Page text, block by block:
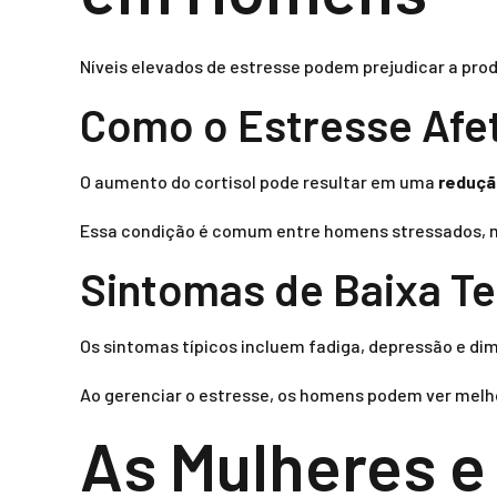
Níveis elevados de estresse podem prejudicar a
Como o Estresse
O aumento do cortisol pode resultar em uma
Essa condição é comum entre homens
Sintomas de Baixa
Os sintomas típicos incluem fadiga, depressão e
Ao gerenciar o estresse, os homens podem ver
As Mulheres